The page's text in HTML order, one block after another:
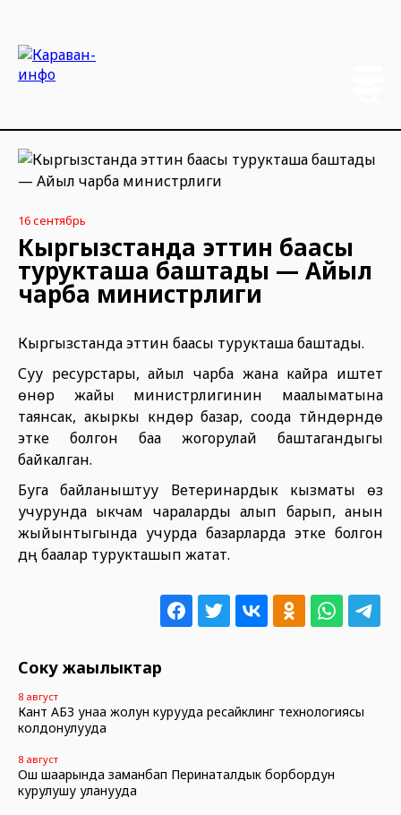
16 сентябрь
Кыргызстанда эттин баасы
турукташа баштады — Айыл
чарба министрлиги
Кыргызстанда эттин баасы турукташа баштады.
Суу ресурстары, айыл чарба жана кайра иштетүү
өнөр жайы министрлигинин маалыматына
таянсак, акыркы күндөрү базар, соода түйүндөрүндө
этке болгон баа жогорулай баштагандыгы
байкалган.
Буга байланыштуу Ветеринардык кызматы өз
учурунда ыкчам чараларды алып барып, анын
жыйынтыгында учурда базарларда этке болгон
дүң баалар турукташып жатат.
Соңку жаңылыктар
8 август
Кант АБЗ унаа жолун курууда ресайклинг технологиясы
колдонулууда
8 август
Ош шаарында заманбап Перинаталдык борбордун
курулушу уланууда